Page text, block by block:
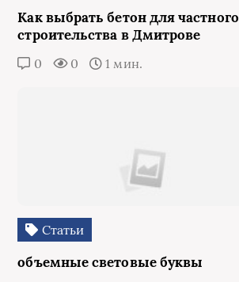
Как выбрать бетон для частного
строительства в Дмитрове
0 0 1 мин.
Статьи
объемные световые буквы